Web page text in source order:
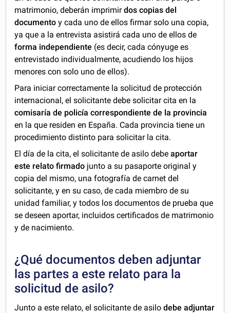
matrimonio, deberán imprimirdos copias del
documento y cada uno de ellos firmar solo una copia,
ya que a la entrevista asistirá cada uno de ellos de
forma independiente (es decir, cada cónyuge es
entrevistado individualmente, acudiendo los hijos
menores con solo uno de ellos).
Para iniciar correctamente la solicitud de protección
internacional, el solicitante debe solicitar cita en la
comisaría de policía correspondiente de la provincia
en la que residen en España. Cada provincia tiene un
procedimiento distinto para solicitar la cita.
El día de la cita, el solicitante de asilo debe aportar
este relato firmado junto a su pasaporte original y
copia del mismo, una fotografía de carnet del
solicitante, y en su caso, de cada miembro de su
unidad familiar, y todos los documentos de prueba que
se deseen aportar, incluidos certificados de matrimonio
y de nacimiento.
¿Qué documentos deben adjuntar
las partes a este relato para la
solicitud de asilo?
Junto a este relato, el solicitante de asilo debe adjuntar